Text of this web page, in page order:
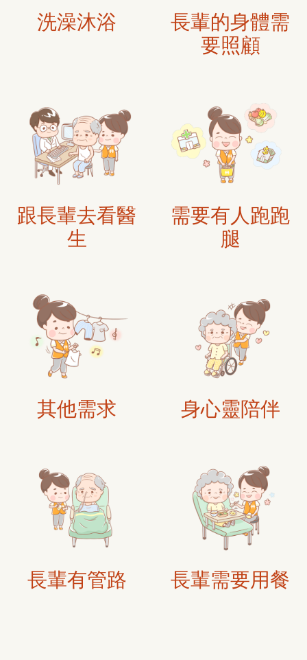
洗澡沐浴
長輩的身體需
要照顧
跟長輩去看醫
生
需要有人跑跑
腿
其他需求 身心靈陪伴
長輩有管路 長輩需要用餐